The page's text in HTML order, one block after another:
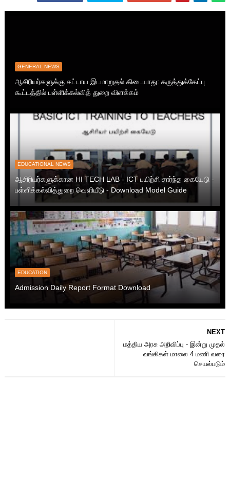
GENERAL NEWS
ஆசிரியர்களுக்கு கட்டாய இடமாறுதல் கிடையாது: கருத்துக்கேட்பு
கூட்டத்தில் பள்ளிக்கல்வித் துறை விளக்கம்
EDUCATIONAL NEWS
ஆசிரியர்களுக்கான HI TECH LAB - ICT பயிற்சி சார்ந்த கையேடு -
பள்ளிக்கல்வித்துறை வெளியீடு - Download Model Guide
EDUCATION
Admission Daily Report Format Download
NEXT
மத்திய அரசு அறிவிப்பு - இன்று முதல்
வங்கிகள் மாலை 4 மணி வரை
செயல்படும்